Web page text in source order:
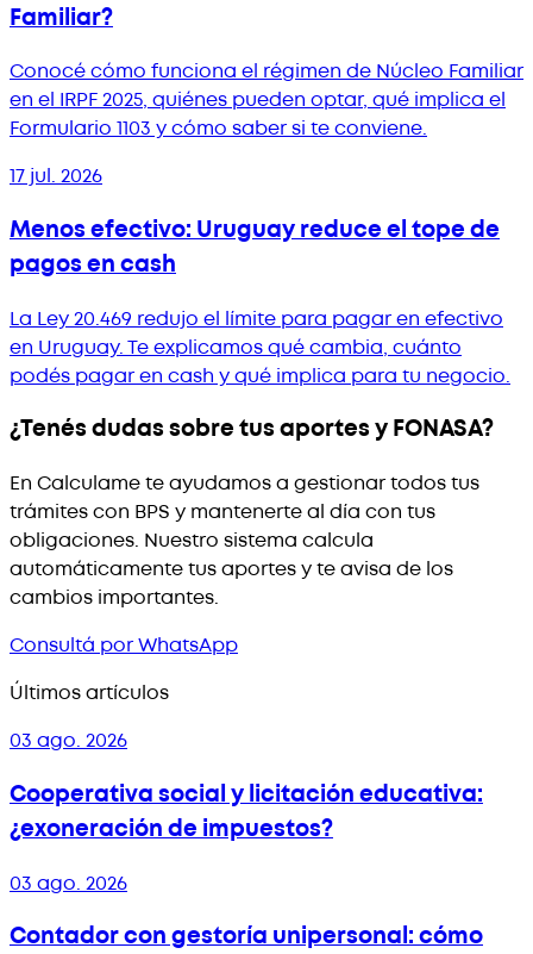
Familiar?
Conocé cómo funciona el régimen de Núcleo Familiar
en el IRPF 2025, quiénes pueden optar, qué implica el
Formulario 1103 y cómo saber si te conviene.
17 jul. 2026
Menos efectivo: Uruguay reduce el tope de
pagos en cash
La Ley 20.469 redujo el límite para pagar en efectivo
en Uruguay. Te explicamos qué cambia, cuánto
podés pagar en cash y qué implica para tu negocio.
¿Tenés dudas sobre tus aportes y FONASA?
En Calculame te ayudamos a gestionar todos tus
trámites con BPS y mantenerte al día con tus
obligaciones. Nuestro sistema calcula
automáticamente tus aportes y te avisa de los
cambios importantes.
Consultá por WhatsApp
Últimos artículos
03 ago. 2026
Cooperativa social y licitación educativa:
¿exoneración de impuestos?
03 ago. 2026
Contador con gestoría unipersonal: cómo